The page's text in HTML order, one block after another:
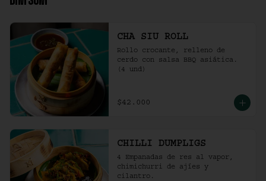
CHA SIU ROLL
Rollo crocante, relleno de
cerdo con salsa BBQ asiática.
(4 und)
$42.000
CHILLI DUMPLIGS
4 Empanadas de res al vapor,
chimichurri de ajíes y
cilantro.